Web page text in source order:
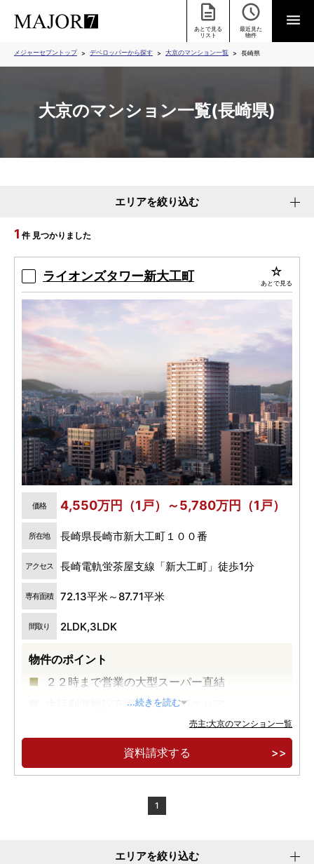
あとで見る
リスト
最近見た
物件
メジャーセブントップ デベロッパーから探す 大京のマンション一覧 長崎県
大京のマンション一覧(長崎県)
エリアを絞り込む
1 件 見つかりました
ライオンズタワー新大工町 あとで見る
価格 4,550万円（1戸）～5,780万円（1戸）
所在地 長崎県長崎市新大工町１００番
アクセス 長崎電軌蛍茶屋支線「新大工町」徒歩1分
専有面積 72.13平米～87.71平米
間取り 2LDK,3LDK
物件のポイント
２２時まで営業の大型スーパー直結
生活利便施設充実の新大工町エリア
「新大工町」電停徒歩１分、長崎電気軌道３系
...続きを読む
売主:大京のマンション一覧
資料請求する
1
エリアを絞り込む